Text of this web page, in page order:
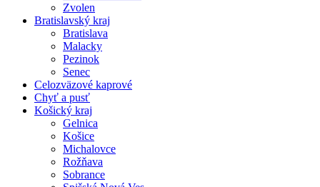
Zvolen
Bratislavský kraj
Bratislava
Malacky
Pezinok
Senec
Celozväzové kaprové
Chyť a pusť
Košický kraj
Gelnica
Košice
Michalovce
Rožňava
Sobrance